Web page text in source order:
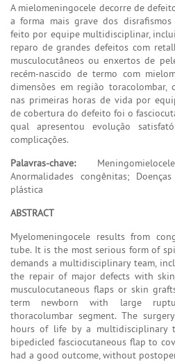
A mielomeningocele decorre de
a forma mais grave dos
feito por equipe multidisciplinar,
reparo de grandes defeitos com
musculocutâneos ou enxertos de
recém-nascido de termo com
dimensões em região
nas primeiras horas de vida por
de cobertura do defeito foi o
qual apresentou evolução
complicações.
Palavras-chave:
Anormalidades congênitas;
plástica
ABSTRACT
Myelomeningocele results from
tube. It is the most serious form of
demands a multidisciplinary team,
the repair of major defects with
musculocutaneous flaps or skin
term newborn with large
thoracolumbar segment. The
hours of life by a multidisciplinary
bipedicled fasciocutaneous flap to
had a good outcome, without